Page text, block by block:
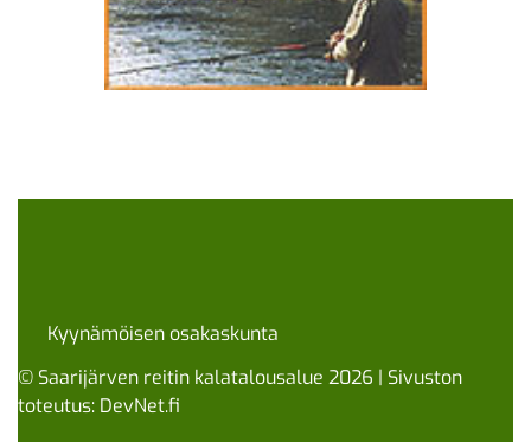
Kyynämöisen osakaskunta
© Saarijärven reitin kalatalousalue 2026 | Sivuston
toteutus: DevNet.fi